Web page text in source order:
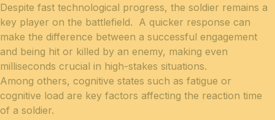
Despite fast technological progress, the soldier remains a
key player on the battlefield. A quicker response can
make the difference between a successful engagement
and being hit or killed by an enemy, making even
milliseconds crucial in high-stakes situations.
Among others, cognitive states such as fatigue or
cognitive load are key factors affecting the reaction time
of a soldier.